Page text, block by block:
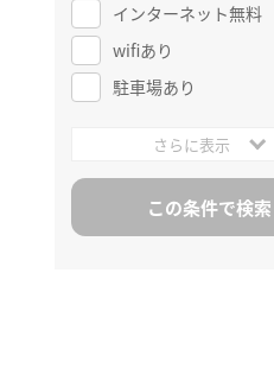
インターネット無料
wifiあり
駐車場あり
さらに表示